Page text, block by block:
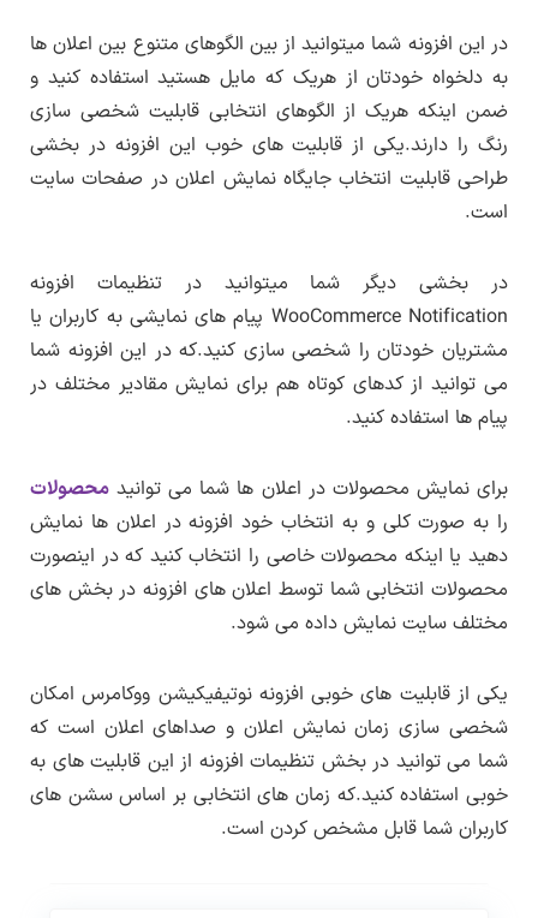
اطلاع از بروزرسانی ها
کنید و در تب دریافت افزونه روی لینک دانلود
کنید.به این صورت می توانید هر یک از قالب و
افزونه ها را دریافت کنید.
و درون پوشه ایجاد شده به پوشه Plugin مراجعه
کنید و فایل اصلی را روی سایت خودتان نصب کنید.
نکته : این محصولات توسط لرن دی ال از استورهای
جهانی تهیه شده و صرفا شامل ترجمه زبان فارسی
و تغییرات برای بهبود در زبان فارسی (راستچین)
طراح اصلی رفع شوند و تا رفع این مشکلات باید
منتظر انتشار نسخه بروزرسانی توسط طراح اصلی
محصول باشید.
انتشار نسخه جدید هر محصول از بخش اطلاع
رسانیبروزرسانی در سایت لرن دی ال
در این افزونه شما میتوانید از بین الگوهای متنوع بین اعلان ها
به دلخواه خودتان از هریک که مایل هستید استفاده کنید و
ضمن اینکه هریک از الگوهای انتخابی قابلیت شخصی سازی
رنگ را دارند.یکی از قابلیت های خوب این افزونه در بخشی
طراحی قابلیت انتخاب جایگاه نمایش اعلان در صفحات سایت
است.
در بخشی دیگر شما میتوانید در تنظیمات افزونه
WooCommerce Notification پیام های نمایشی به کاربران یا
مشتریان خودتان را شخصی سازی کنید.که در این افزونه شما
می توانید از کدهای کوتاه هم برای نمایش مقادیر مختلف در
پیام ها استفاده کنید.
برای نمایش محصولات در اعلان ها شما می توانید محصولات
را به صورت کلی و به انتخاب خود افزونه در اعلان ها نمایش
دهید یا اینکه محصولات خاصی را انتخاب کنید که در اینصورت
محصولات انتخابی شما توسط اعلان های افزونه در بخش های
مختلف سایت نمایش داده می شود.
یکی از قابلیت های خوبی افزونه نوتیفیکیشن ووکامرس امکان
شخصی سازی زمان نمایش اعلان و صداهای اعلان است که
شما می توانید در بخش تنظیمات افزونه از این قابلیت های به
خوبی استفاده کنید.که زمان های انتخابی بر اساس سشن های
کاربران شما قابل مشخص کردن است.